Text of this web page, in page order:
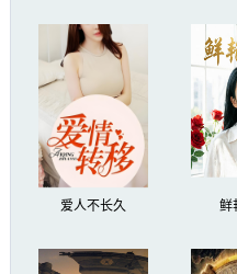
爱人不长久 鲜